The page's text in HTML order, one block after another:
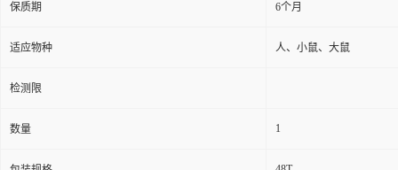
保质期 6个月
适应物种 人、小鼠、大鼠
检测限
数量 1